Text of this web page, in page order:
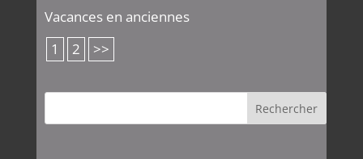
Vacances en anciennes
1
2 >>